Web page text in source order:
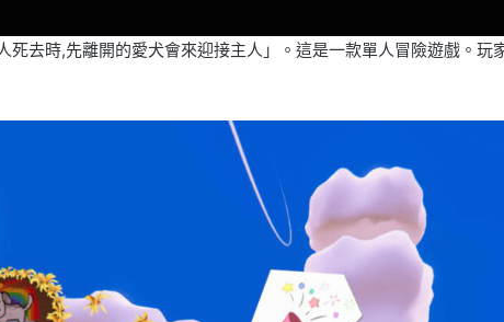
去時,先離開的愛犬會來迎接主人」。這是一款單人冒險遊戲。